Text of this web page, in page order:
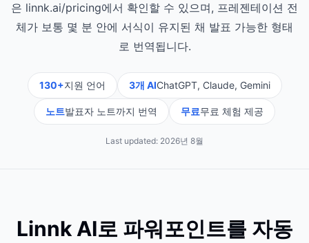
은 linnk.ai/pricing에서 확인할 수 있으며, 프레젠테이션 전
체가 보통 몇 분 안에 서식이 유지된 채 발표 가능한 형태
로 번역됩니다.
130+지원 언어 3개 AIChatGPT, Claude, Gemini
노트발표자 노트까지 번역 무료무료 체험 제공
Last updated: 2026년 8월
Linnk AI로 파워포인트를 자동